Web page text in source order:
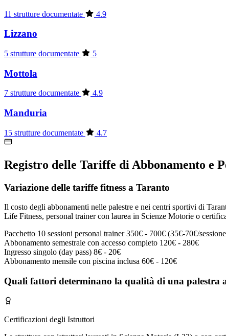
11 strutture documentate 4.9
Lizzano
5 strutture documentate 5
Mottola
7 strutture documentate 4.9
Manduria
15 strutture documentate 4.7
Registro delle Tariffe di Abbonamento e
Variazione delle tariffe fitness a Taranto
Il costo degli abbonamenti nelle palestre e nei centri sportivi di
Life Fitness, personal trainer con laurea in Scienze Motorie o
Pacchetto 10 sessioni personal trainer 350€ - 700€ (35€-70€/
Abbonamento semestrale con accesso completo 120€ - 280€
Ingresso singolo (day pass) 8€ - 20€
Abbonamento mensile con piscina inclusa 60€ - 120€
Quali fattori determinano la qualità di una palestra
Certificazioni degli Istruttori